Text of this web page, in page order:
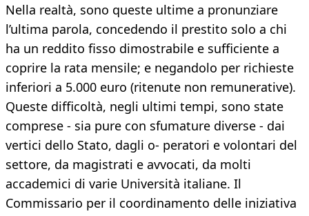
Nella realtà, sono queste ultime a pronunziare
l’ultima parola, concedendo il prestito solo a chi
ha un reddito fisso dimostrabile e sufficiente a
coprire la rata mensile; e negandolo per richieste
inferiori a 5.000 euro (ritenute non remunerative).
Queste difficoltà, negli ultimi tempi, sono state
comprese - sia pure con sfumature diverse - dai
vertici dello Stato, dagli o- peratori e volontari del
settore, da magistrati e avvocati, da molti
accademici di varie Università italiane. Il
Commissario per il coordinamento delle iniziativa